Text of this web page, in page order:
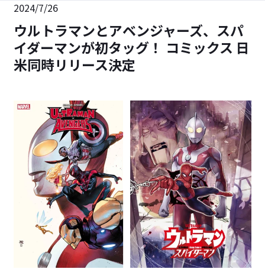
2024/7/26
ウルトラマンとアベンジャーズ、スパ
イダーマンが初タッグ！ コミックス 日
米同時リリース決定